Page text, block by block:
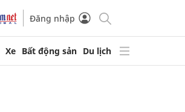
Đăng nhập
Xe Bất động sản Du lịch